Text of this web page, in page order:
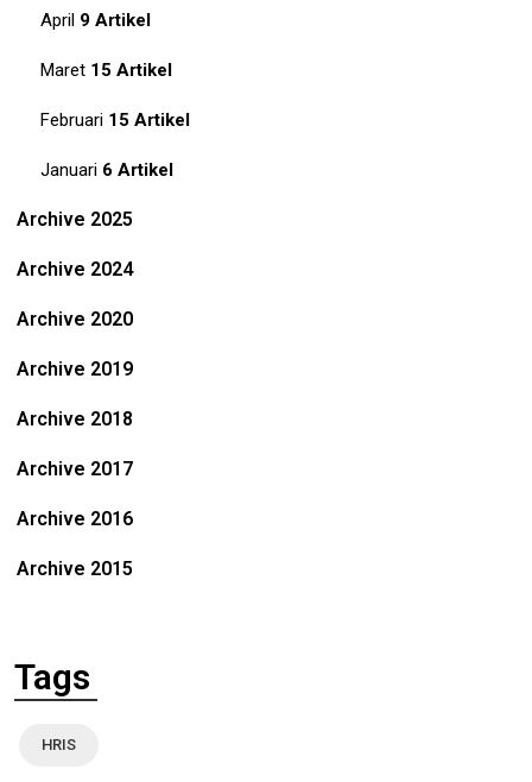
April 9 Artikel
Maret 15 Artikel
Februari 15 Artikel
Januari 6 Artikel
Archive 2025
Archive 2024
Archive 2020
Archive 2019
Archive 2018
Archive 2017
Archive 2016
Archive 2015
Tags
HRIS